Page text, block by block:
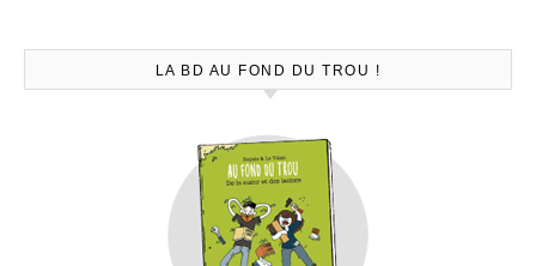
LA BD AU FOND DU TROU !